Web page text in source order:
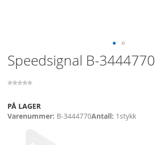
Skip
to
beginning
the
images
Speedsignal B-3444770
PÅ LAGER
Varenummer B-3444770Antall 1 stykk